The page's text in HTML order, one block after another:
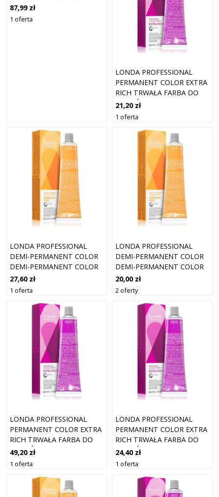
DAMSKI
87,99 zł
1 oferta
LONDA PROFESSIONAL
PERMANENT COLOR EXTRA
RICH TRWAŁA FARBA DO
WŁOSÓW 4/65 60 ML
21,20 zł
1 oferta
LONDA PROFESSIONAL
DEMI-PERMANENT COLOR
DEMI-PERMANENT COLOR
CREME DEMI-
PERMANENTNA FARBA DO
ODCIEŃ 60 ML
27,60 zł
1 oferta
LONDA PROFESSIONAL
DEMI-PERMANENT COLOR
DEMI-PERMANENT COLOR
CREME DEMI-
PERMANENTNA FARBA DO
WŁOSÓW ODCIEŃ 2/0 60 ML
20,00 zł
2 oferty
LONDA PROFESSIONAL
PERMANENT COLOR EXTRA
RICH TRWAŁA FARBA DO
WŁOSÓW 8/73 60 ML
49,20 zł
1 oferta
LONDA PROFESSIONAL
PERMANENT COLOR EXTRA
RICH TRWAŁA FARBA DO
WŁOSÓW 6/81 60 ML
24,40 zł
1 oferta